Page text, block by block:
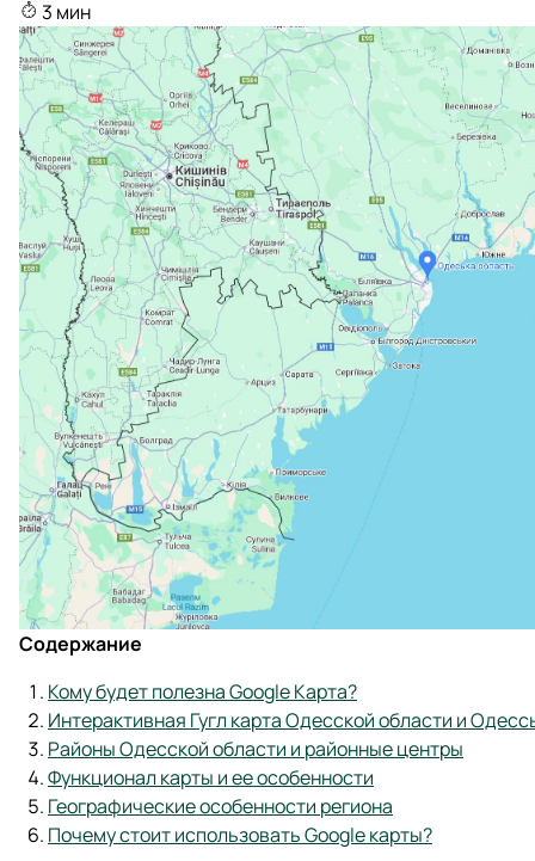
3 мин
Содержание
Кому будет полезна Google Карта?
Интерактивная Гугл карта Одесской области и
Районы Одесской области и районные центры
Функционал карты и ее особенности
Географические особенности региона
Почему стоит использовать Google карты?